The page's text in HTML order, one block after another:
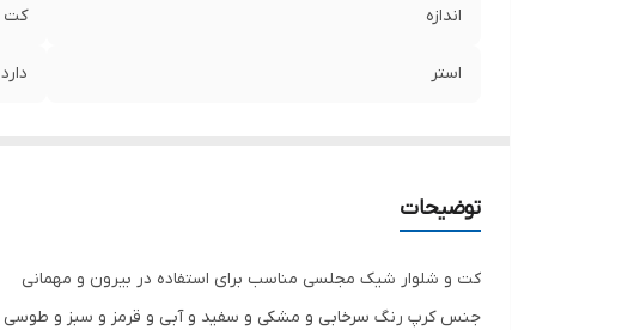
اندازه کت ۸۰ شلوار ۱۰۰
استر دارد
توضیحات
کت و شلوار شیک مجلسی مناسب برای استفاده در بیرون و مهمانی
جنس کرپ رنگ سرخابی و مشکی و سفید و آبی و قرمز و سبز و طوسی